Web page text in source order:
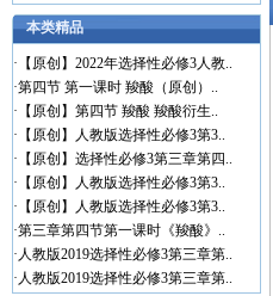
本类精品
· 【原创】2022年选择性必修3人教..
·第四节 第一课时 羧酸（原创）..
· 【原创】第四节 羧酸 羧酸衍生..
· 【原创】人教版选择性必修3第3..
· 【原创】选择性必修3第三章第四..
· 【原创】人教版选择性必修3第3..
· 【原创】人教版选择性必修3第3..
·第三章第四节第一课时《羧酸》..
· 人教版2019选择性必修3第三章第..
· 人教版2019选择性必修3第三章第..